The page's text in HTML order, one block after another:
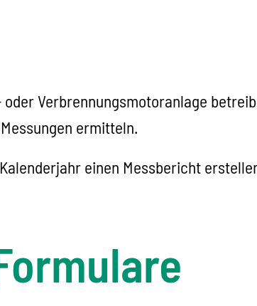
Verbrennungsmotoranlage
ermitteln.
einen Messbericht